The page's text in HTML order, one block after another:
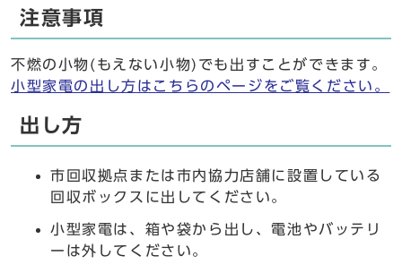
注意事項
不燃の小物(もえない小物)でも出すことができます。
小型家電の出し方はこちらのページをご覧ください。
出し方
市回収拠点または市内協力店舗に設置している
回収ボックスに出してください。
小型家電は、箱や袋から出し、電池やバッテリ
ーは外してください。